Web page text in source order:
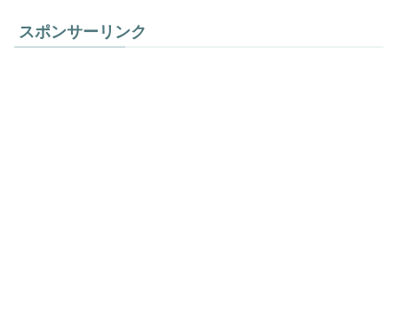
スポンサーリンク